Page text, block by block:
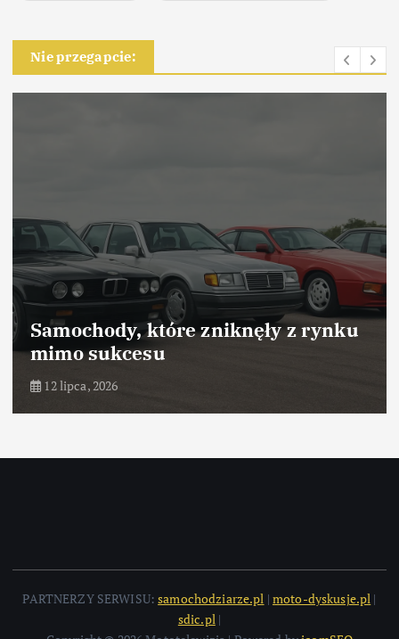
Nie przegapcie:
Samochody, które zniknęły z rynku
mimo sukcesu
12 lipca, 2026
PARTNERZY SERWISU:samochodziarze.pl | moto-dyskusje.pl |
sdic.pl|